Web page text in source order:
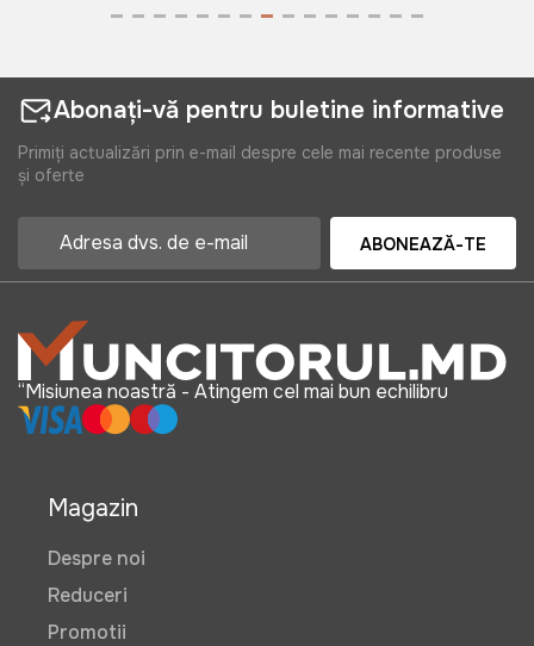
Abonați-vă pentru buletine informative
Primiți actualizări prin e-mail despre cele mai recente produse
și oferte
ABONEAZĂ-TE
“Misiunea noastră - Atingem cel mai bun echilibru
Magazin
Despre noi
Reduceri
Promotii